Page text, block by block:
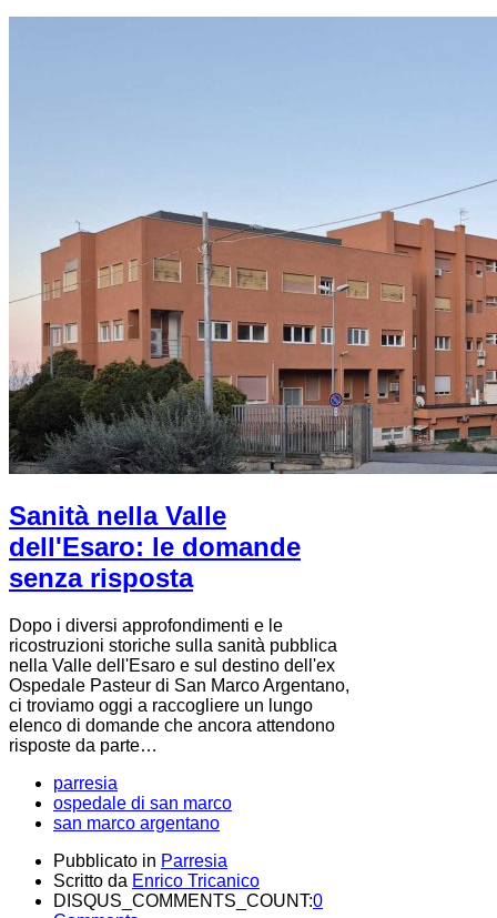
Sanità nella Valle
dell'Esaro: le domande
senza risposta
Dopo i diversi approfondimenti e le
ricostruzioni storiche sulla sanità pubblica
nella Valle dell'Esaro e sul destino dell'ex
Ospedale Pasteur di San Marco Argentano,
ci troviamo oggi a raccogliere un lungo
elenco di domande che ancora attendono
risposte da parte…
parresia
ospedale di san marco
san marco argentano
Pubblicato in Parresia
Scritto da Enrico Tricanico
DISQUS_COMMENTS_COUNT:0